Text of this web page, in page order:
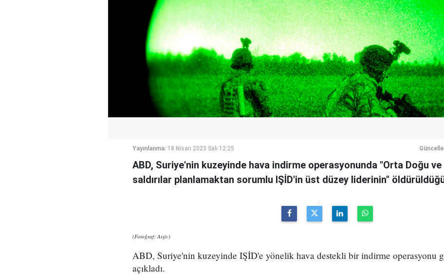
Yayınlanma: 18 Nisan 2023 Salı 12:25
ABD, Suriye'nin kuzeyinde hava indirme operasyonunda "Orta Doğu
saldırılar planlamaktan sorumlu IŞİD'in üst düzey liderinin"
(Fotoğraf: Arşiv)
ABD, Suriye'nin kuzeyinde IŞİD'e yönelik hava destekli bir indirme operasyonu
açıkladı.